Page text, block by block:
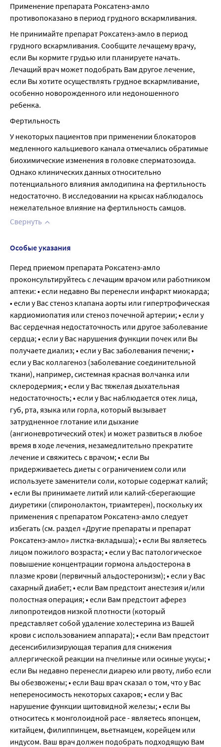
Применение препарата Роксатенз-амло
противопоказано в период грудного вскармливания.
Не принимайте препарат Роксатенз-амло в период
грудного вскармливания. Сообщите лечащему врачу,
если Вы кормите грудью или планируете начать.
Лечащий врач может подобрать Вам другое лечение,
если Вы хотите осуществлять грудное вскармливание,
особенно новорожденного или недоношенного
ребенка.
Фертильность
У некоторых пациентов при применении блокаторов
медленного кальциевого канала отмечались обратимые
биохимические изменения в головке сперматозоида.
Однако клинических данных относительно
потенциального влияния амлодипина на фертильность
недостаточно. В исследовании на крысах наблюдалось
нежелательное влияние на фертильность самцов.
Свернуть
Особые указания
Перед приемом препарата Роксатенз-амло
проконсультируйтесь с лечащим врачом или работником
аптеки: • если недавно Вы перенесли инфаркт миокарда;
• если у Вас стеноз клапана аорты или гипертрофическая
кардиомиопатия или стеноз почечной артерии; • если у
Вас сердечная недостаточность или другое заболевание
сердца; • если у Вас нарушения функции почек или Вы
получаете диализ; • если у Вас заболевания печени; •
если у Вас коллагеноз (заболевание соединительной
ткани), например, системная красная волчанка или
склеродермия; • если у Вас тяжелая дыхательная
недостаточность; • если у Вас наблюдается отек лица,
губ, рта, языка или горла, который вызывает
затрудненное глотание или дыхание
(ангионевротический отек) и может развиться в любое
время в ходе лечения, незамедлительно прекратите
лечение и свяжитесь с врачом; • если Вы
придерживаетесь диеты с ограничением соли или
используете заменители соли, которые содержат калий;
• если Вы принимаете литий или калий-сберегающие
диуретики (спиронолактон, триамтерен), поскольку их
применения с препаратом Роксатенз-амло следует
избегать (см. раздел «Другие препараты и препарат
Роксатенз-амло» листка-вкладыша); • если Вы являетесь
лицом пожилого возраста; • если у Вас патологическое
повышение концентрации гормона альдостерона в
плазме крови (первичный альдостеронизм); • если у Вас
сахарный диабет; • если Вам предстоит анестезия и/или
полостная операция; • если Вам предстоит аферез
липопротеидов низкой плотности (который
представляет собой удаление холестерина из Вашей
крови с использованием аппарата); • если Вам предстоит
десенсибилизирующая терапия для снижения
аллергической реакции на пчелиные или осиные укусы; •
если Вы недавно перенесли диарею или рвоту, либо если
Вы обезвожены; • если Ваш врач сказал о том, что у Вас
непереносимость некоторых сахаров; • если у Вас
нарушение функции щитовидной железы; • если Вы
относитесь к монголоидной расе - являетесь японцем,
китайцем, филиппинцем, вьетнамцем, корейцем или
индусом. Ваш врач должен подобрать подходящую Вам